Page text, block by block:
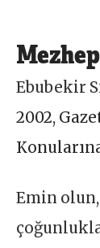
Ebubekir
2002,
Emin olun,